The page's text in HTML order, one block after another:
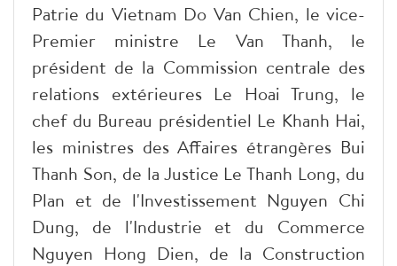
Patrie du Vietnam Do Van Chien, le vice-
Premier ministre Le Van Thanh, le
président de la Commission centrale des
relations extérieures Le Hoai Trung, le
chef du Bureau présidentiel Le Khanh Hai,
les ministres des Affaires étrangères Bui
Thanh Son, de la Justice Le Thanh Long, du
Plan et de l'Investissement Nguyen Chi
Dung, de l'Industrie et du Commerce
Nguyen Hong Dien, de la Construction